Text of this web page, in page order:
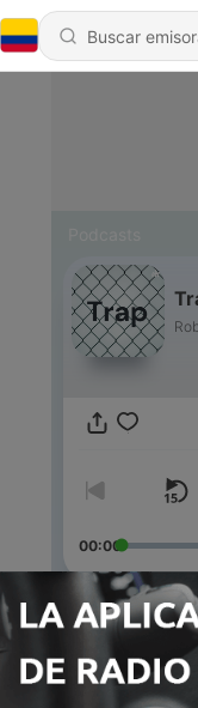
00:00
Episodios
Grabación 1